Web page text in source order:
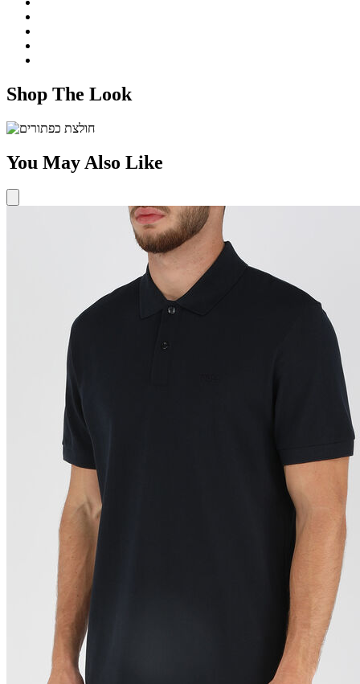
Shop The Look
You May Also Like